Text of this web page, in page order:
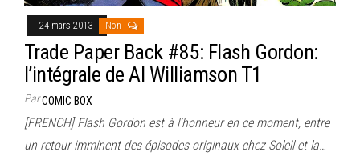
24 mars 2013 Non
Trade Paper Back #85: Flash Gordon:
l’intégrale de Al Williamson T1
ParCOMIC BOX
[FRENCH] Flash Gordon est à l’honneur en ce moment, entre
un retour imminent des épisodes originaux chez Soleil et la…